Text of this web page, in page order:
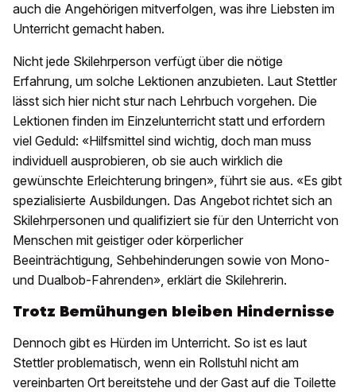
auch die Angehörigen mitverfolgen, was ihre Liebsten im
Unterricht gemacht haben.
Nicht jede Skilehrperson verfügt über die nötige
Erfahrung, um solche Lektionen anzubieten. Laut Stettler
lässt sich hier nicht stur nach Lehrbuch vorgehen. Die
Lektionen finden im Einzelunterricht statt und erfordern
viel Geduld: «Hilfsmittel sind wichtig, doch man muss
individuell ausprobieren, ob sie auch wirklich die
gewünschte Erleichterung bringen», führt sie aus. «Es gibt
spezialisierte Ausbildungen. Das Angebot richtet sich an
Skilehrpersonen und qualifiziert sie für den Unterricht von
Menschen mit geistiger oder körperlicher
Beeinträchtigung, Sehbehinderungen sowie von Mono-
und Dualbob-Fahrenden», erklärt die Skilehrerin.
Trotz Bemühungen bleiben Hindernisse
Dennoch gibt es Hürden im Unterricht. So ist es laut
Stettler problematisch, wenn ein Rollstuhl nicht am
vereinbarten Ort bereitstehe und der Gast auf die Toilette